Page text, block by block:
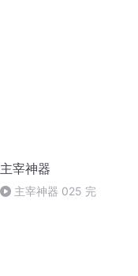
主宰神器
主宰神器 025 完